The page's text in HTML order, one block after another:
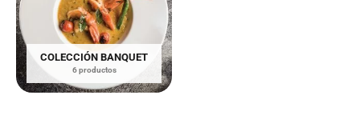
COLECCIÓN BANQUET
6 productos